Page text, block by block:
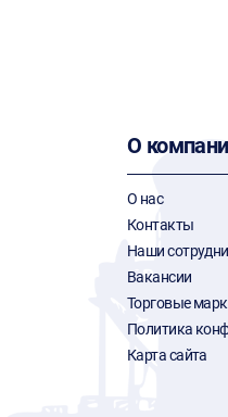
О
О нас
Контакты
Наши
Вакансии
Торговые
Политика
Карта сайта